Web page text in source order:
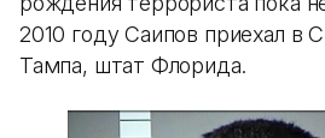
2010 году Саипов приехал
Тампа, штат Флорида.